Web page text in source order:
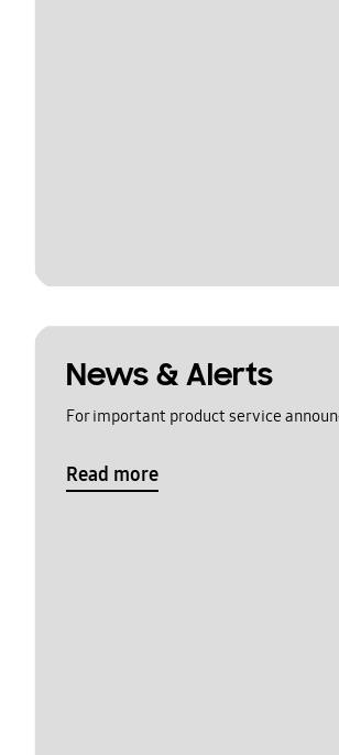
News & Alerts
For important product service
Read more